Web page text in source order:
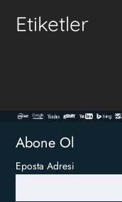
Etiketler
Abone Ol
Eposta Adresi